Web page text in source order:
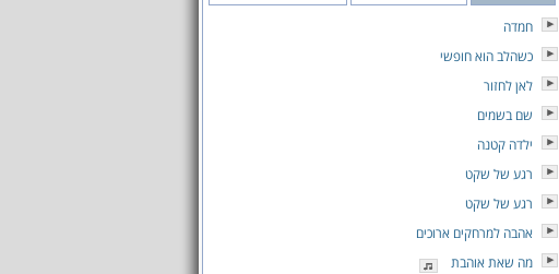
חמדה
כשהלב הוא חופשי
לאן לחזור
שם בשמים
ילדה קטנה
רגע של שקט
רגע של שקט
אהבה למרחקים ארוכים
מה שאת אוהבת